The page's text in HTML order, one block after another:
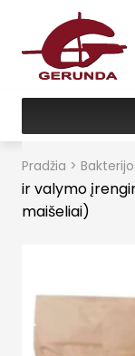
Pradžia >
ir valymo
maišeliai)